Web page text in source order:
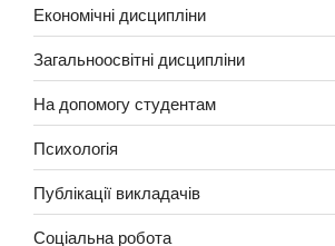
Економічні дисципліни
Загальноосвітні дисципліни
На допомогу студентам
Психологія
Публікації викладачів
Соціальна робота